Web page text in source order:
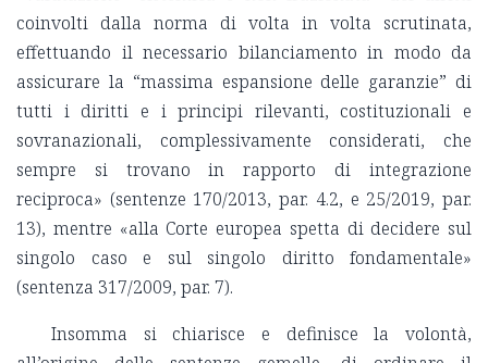
coinvolti dalla norma di volta in volta scrutinata,
effettuando il necessario bilanciamento in modo da
assicurare la “massima espansione delle garanzie” di
tutti i diritti e i principi rilevanti, costituzionali e
sovranazionali, complessivamente considerati, che
sempre si trovano in rapporto di integrazione
reciproca» (sentenze 170/2013, par. 4.2, e 25/2019, par.
13), mentre «alla Corte europea spetta di decidere sul
singolo caso e sul singolo diritto fondamentale»
(sentenza 317/2009, par. 7).
Insomma si chiarisce e definisce la volontà,